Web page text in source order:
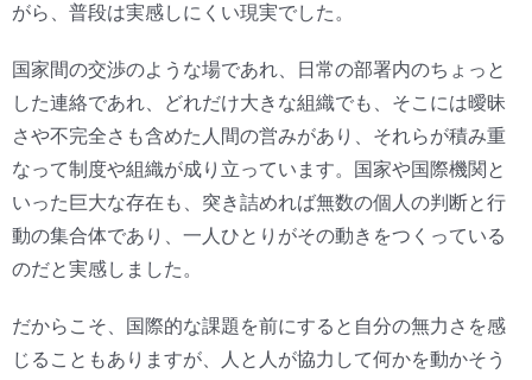
がら、普段は実感しにくい現実でした。
国家間の交渉のような場であれ、日常の部署内のちょっと
した連絡であれ、どれだけ大きな組織でも、そこには曖昧
さや不完全さも含めた人間の営みがあり、それらが積み重
なって制度や組織が成り立っています。国家や国際機関と
いった巨大な存在も、突き詰めれば無数の個人の判断と行
動の集合体であり、一人ひとりがその動きをつくっている
のだと実感しました。
だからこそ、国際的な課題を前にすると自分の無力さを感
じることもありますが、人と人が協力して何かを動かそう